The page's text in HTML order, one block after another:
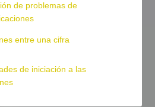
de problemas de
entre una cifra
de iniciación a las